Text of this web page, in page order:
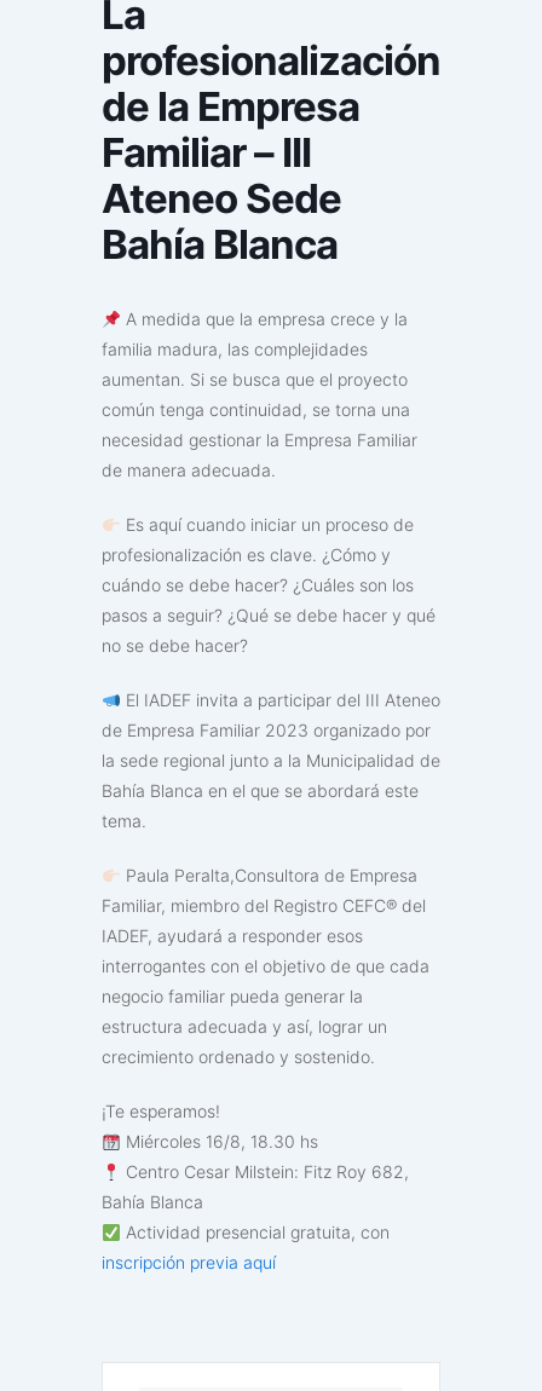
La
profesionalización
de la Empresa
Familiar – III
Ateneo Sede
Bahía Blanca
A medida que la empresa crece y la
familia madura, las complejidades
aumentan. Si se busca que el proyecto
común tenga continuidad, se torna una
necesidad gestionar la Empresa Familiar
de manera adecuada.
Es aquí cuando iniciar un proceso de
profesionalización es clave. ¿Cómo y
cuándo se debe hacer? ¿Cuáles son los
pasos a seguir? ¿Qué se debe hacer y qué
no se debe hacer?
El IADEF invita a participar del III Ateneo
de Empresa Familiar 2023 organizado por
la sede regional junto a la Municipalidad de
Bahía Blanca en el que se abordará este
tema.
Paula Peralta,Consultora de Empresa
Familiar, miembro del Registro CEFC® del
IADEF, ayudará a responder esos
interrogantes con el objetivo de que cada
negocio familiar pueda generar la
estructura adecuada y así, lograr un
crecimiento ordenado y sostenido.
¡Te esperamos!
Miércoles 16/8, 18.30 hs
Centro Cesar Milstein: Fitz Roy 682,
Bahía Blanca
Actividad presencial gratuita, con
inscripción previa aquí